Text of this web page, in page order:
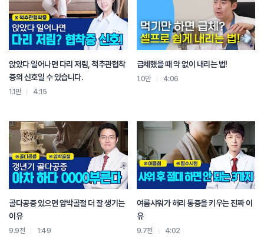
앉았다 일어나면 다리 저림, 척추관협착
증의 신호일 수 있습니다.
1.1만 4:15
급체했을 때 약 없이 내리는 법!
1.0만 4:06
골다공증 있으면 압박골절 더 잘 생기는
이유
9.9천 1:49
여름샤워가 허리 통증을 키우는 진짜 이
유
9.7천 4:02